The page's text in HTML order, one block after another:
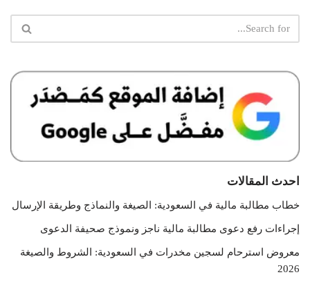
احدث المقالات
خطاب مطالبة مالية في السعودية: الصيغة والنماذج وطريقة الإرسال
إجراءات رفع دعوى مطالبة مالية ناجز ونموذج صحيفة الدعوى
معروض استرحام لسجين مخدرات في السعودية: الشروط والصيغة
2026